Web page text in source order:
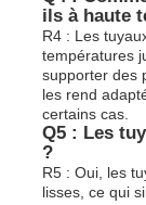
ils à haute
R4 : Les
températures
supporter des
les rend
certains cas.
Q5 : Les
?
R5 : Oui, les
lisses, ce qui